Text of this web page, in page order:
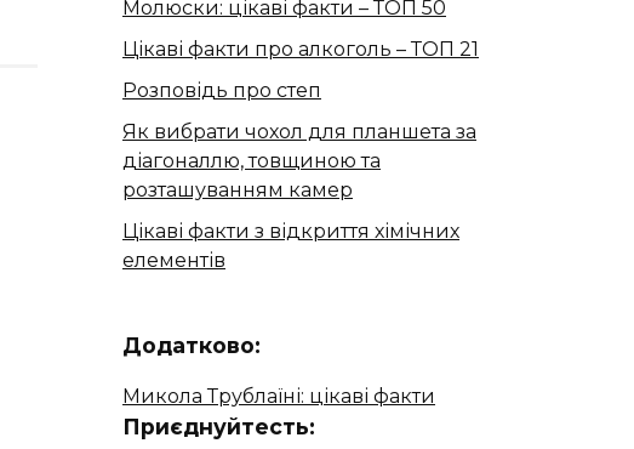
Молюски: цікаві факти – ТОП 50
Цікаві факти про алкоголь – ТОП 21
Розповідь про степ
Як вибрати чохол для планшета за
діагоналлю, товщиною та
розташуванням камер
Цікаві факти з відкриття хімічних
елементів
Додатково:
Микола Трублаїні: цікаві факти
Приєднуйтесть: